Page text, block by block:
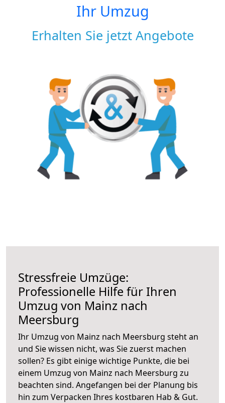
Ihr Umzug
Erhalten Sie jetzt Angebote
Stressfreie Umzüge:
Professionelle Hilfe für Ihren
Umzug von Mainz nach
Meersburg
Ihr Umzug von Mainz nach Meersburg steht an
und Sie wissen nicht, was Sie zuerst machen
sollen? Es gibt einige wichtige Punkte, die bei
einem Umzug von Mainz nach Meersburg zu
beachten sind. Angefangen bei der Planung bis
hin zum Verpacken Ihres kostbaren Hab & Gut.